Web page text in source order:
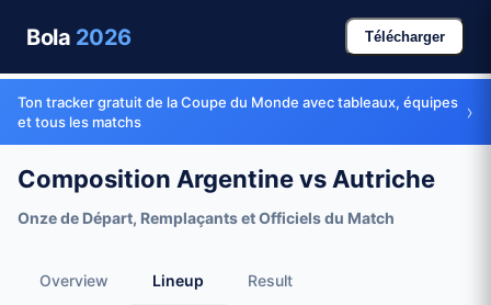
Bola 2026 Télécharger
Ton tracker gratuit de la Coupe du Monde avec tableaux, équipes
et tous les matchs
›
Composition Argentine vs Autriche
Onze de Départ, Remplaçants et Officiels du Match
Overview Lineup Result